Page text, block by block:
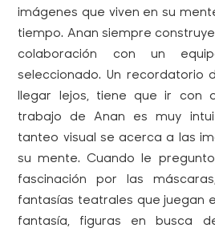
imágenes que viven en su
tiempo. Anan siempre
colaboración con un
seleccionado. Un recordatorio
llegar lejos, tiene que ir con
trabajo de Anan es muy
tanteo visual se acerca a las
su mente. Cuando le
fascinación por las
fantasías teatrales que juegan
fantasía, figuras en busca